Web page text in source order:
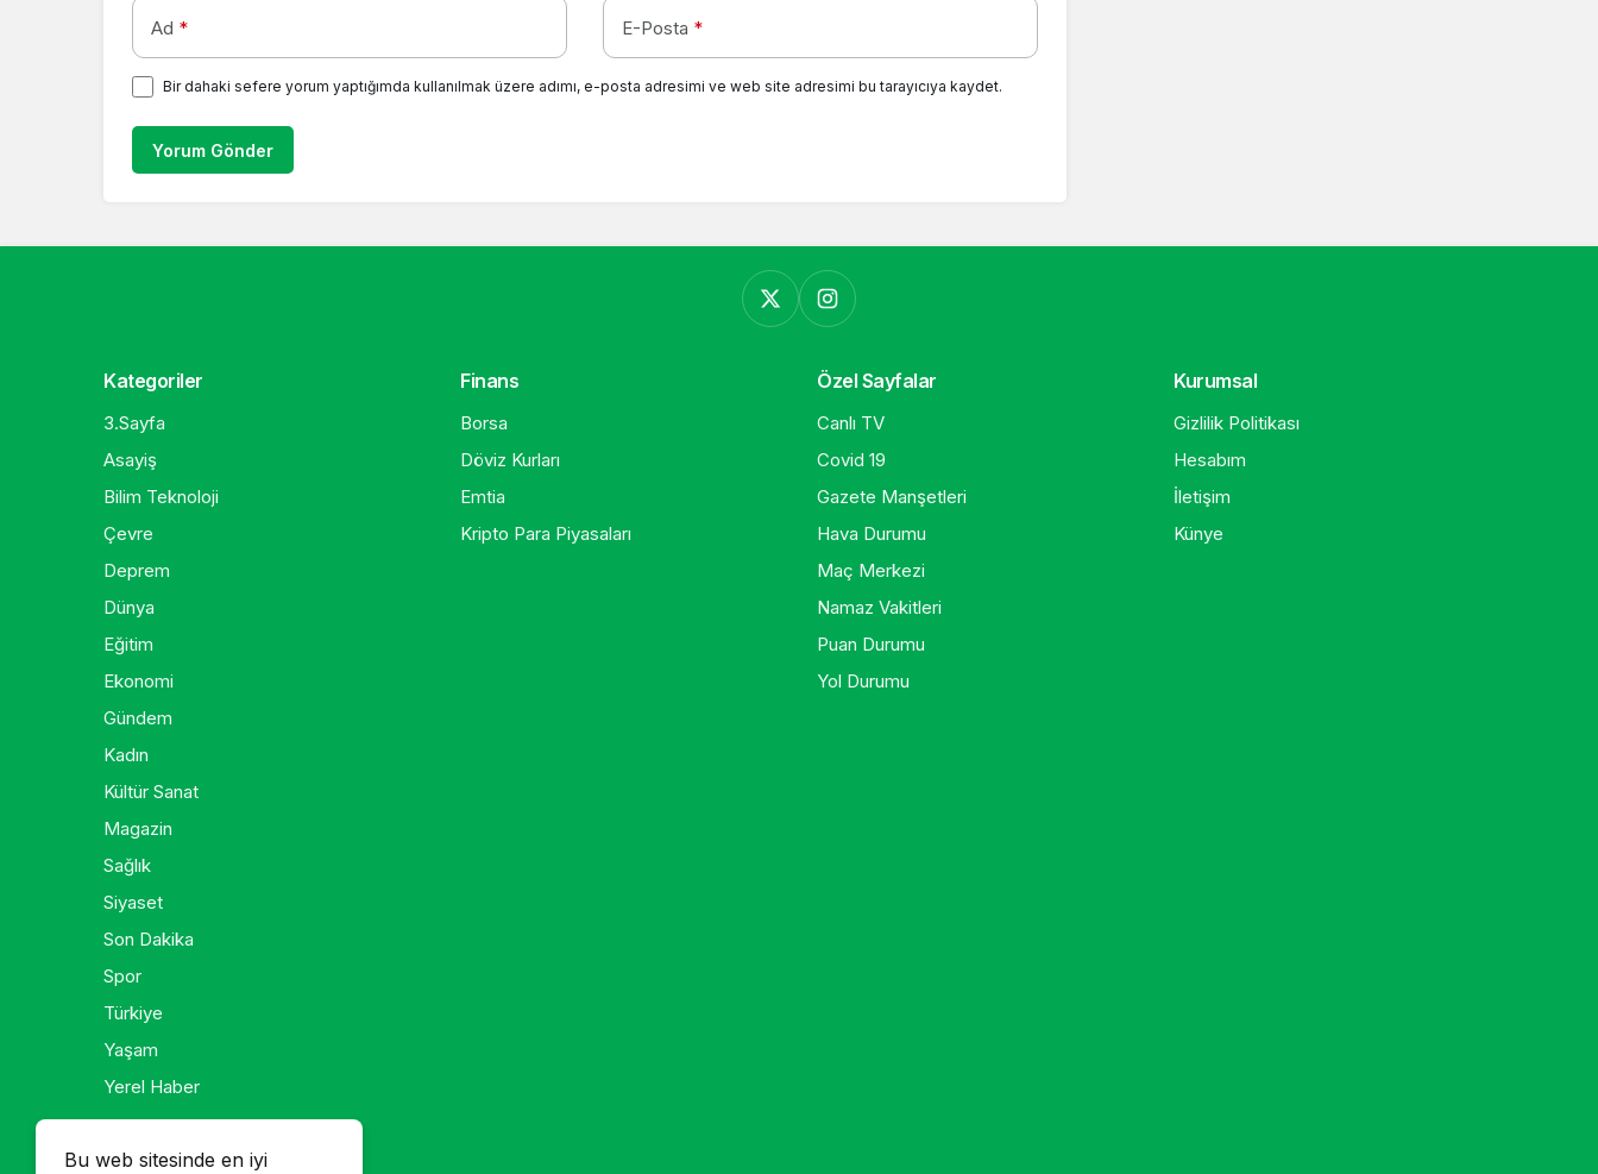
Ad * E-Posta *
Bir dahaki sefere yorum yaptığımda kullanılmak üzere adımı, e-posta adresimi ve web site adresimi bu tarayıcıya kaydet.
Yorum Gönder
Bu web sitesinde en iyi
Kategoriler
3.Sayfa
Asayiş
Bilim Teknoloji
Çevre
Deprem
Dünya
Eğitim
Ekonomi
Gündem
Kadın
Kültür Sanat
Magazin
Sağlık
Siyaset
Son Dakika
Spor
Türkiye
Yaşam
Yerel Haber
Finans
Borsa
Döviz Kurları
Emtia
Kripto Para Piyasaları
Özel Sayfalar
Canlı TV
Covid 19
Gazete Manşetleri
Hava Durumu
Maç Merkezi
Namaz Vakitleri
Puan Durumu
Yol Durumu
Kurumsal
Gizlilik Politikası
Hesabım
İletişim
Künye